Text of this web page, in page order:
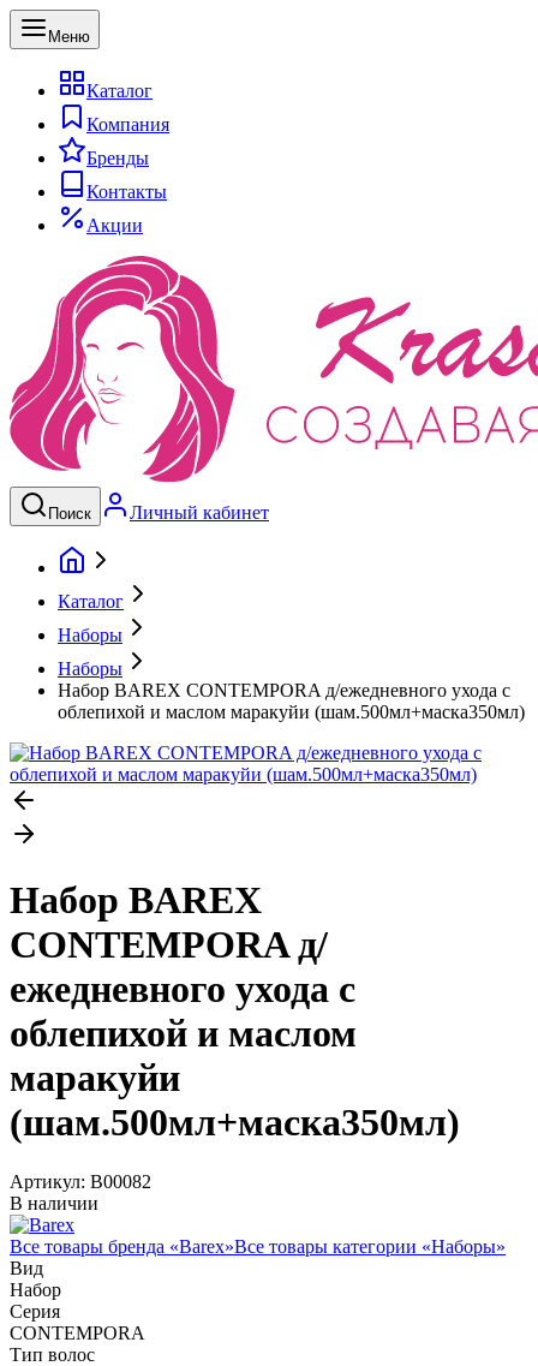
Меню
Каталог
Компания
Бренды
Контакты
Акции
Поиск Личный кабинет
Каталог
Наборы
Наборы
Набор BAREX CONTEMPORA д/ежедневного ухода с
облепихой и маслом маракуйи (шам.500мл+маска350мл)
Набор BAREX
CONTEMPORA д/
ежедневного ухода с
облепихой и маслом
маракуйи
(шам.500мл+маска350мл)
Артикул: B00082
В наличии
Все товары бренда «Barex»Все товары категории «Наборы»
Вид
Набор
Серия
CONTEMPORA
Тип волос